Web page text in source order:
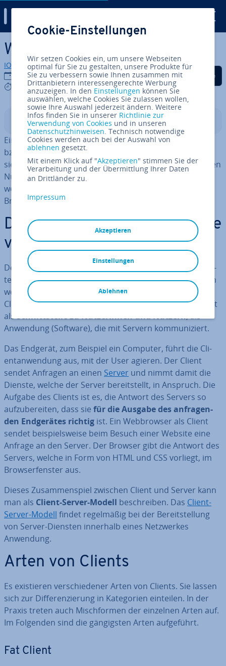
Zum Haupt­in­halt springen
Was ist ein Client?
IONOS Redaktion
28.10.2022
5 mins
Auf Facebook teilen
Auf Twitter teilen
Auf LinkedIn
In­halts­ver­zeich­nis
Ein Client ist ein Computer oder eine Anwendung, der
bzw. die Anfragen an einen Server sendet. Damit macht
sie Dienste und Daten, die der Server be­reit­stellt, für den
Nutzer oder die Nutzerin verfügbar. Bekannte Cli­ent­an­
wen­dun­gen sind bei­spiels­wei­se E-Mail-Programme und
Browser.
De­fi­ni­ti­on und Funk­ti­ons­wei­se
von Clients
Der Begriff „Client“ stammt aus dem Eng­li­schen bzw. La­
tei­ni­schen und bedeutet wörtlich „Kunde“. Im IT-Bereich
werden häufig auch die Begriffe Cli­ent­an­wen­dung und
Cli­ent­pro­gramm geführt. Hier versteht man einen Client
alsSchnitt­stel­le zu Nut­ze­rin­nen und Nutzern, als
Anwendung (Software), die mit Servern kom­mu­ni­ziert.
Das Endgerät, zum Beispiel ein Computer, führt die Cli­
ent­an­wen­dung aus, mit der User agieren. Der Client
sendet Anfragen an einen Server und nimmt damit die
Dienste, welche der Server be­reit­stellt, in Anspruch. Die
Aufgabe des Clients ist es, die Antwort des Servers so
auf­zu­be­rei­ten, dass sie für die Ausgabe des an­fra­gen­
den End­ge­rä­tes richtig ist. Ein Web­brow­ser als Client
sendet bei­spiels­wei­se beim Besuch einer Website eine
Anfrage an den Server. Der Browser gibt die Antwort des
Servers, welche in Form von HTML und CSS vorliegt, im
Brow­ser­fens­ter aus.
Dieses Zu­sam­men­spiel zwischen Client und Server kann
man als Client-Server-Modell be­schrei­ben. Das Client-
Server-Modell findet re­gel­mä­ßig bei der Be­reit­stel­lung
von Server-Diensten innerhalb eines Netz­wer­kes
Anwendung.
Arten von Clients
Es exis­tie­ren ver­schie­de­ner Arten von Clients. Sie lassen
sich zur Dif­fe­ren­zie­rung in Ka­te­go­rien einteilen. In der
Praxis treten auch Misch­for­men der einzelnen Arten auf.
Im Folgenden sind die gän­gigs­ten Arten auf­ge­führt.
Fat Client
Cookie-Einstellungen
Wir setzen Cookies ein, um unsere Webseiten
optimal für Sie zu gestalten, unsere Produkte für
Sie zu verbessern sowie Ihnen zusammen mit
Drittanbietern interessengerechte Werbung
anzuzeigen. In den Einstellungen können Sie
auswählen, welche Cookies Sie zulassen wollen,
sowie Ihre Auswahl jederzeit ändern. Weitere
Infos finden Sie in unserer Richtlinie zur
Verwendung von Cookies und in unseren
Datenschutzhinweisen. Technisch notwendige
Cookies werden auch bei der Auswahl von
ablehnen gesetzt.
Mit einem Klick auf "Akzeptieren" stimmen Sie der
Verarbeitung und der Übermittlung Ihrer Daten
an Drittländer zu.
Impressum
Akzeptieren
Ablehnen
Einstellungen